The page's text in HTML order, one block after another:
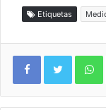
Etiquetas